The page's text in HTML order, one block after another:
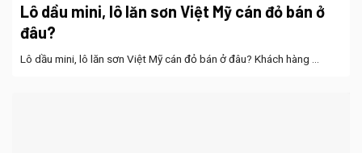
Lô dầu mini, lô lăn sơn Việt Mỹ cán đỏ bán ở
đâu?
Lô dầu mini, lô lăn sơn Việt Mỹ cán đỏ bán ở đâu? Khách hàng ...